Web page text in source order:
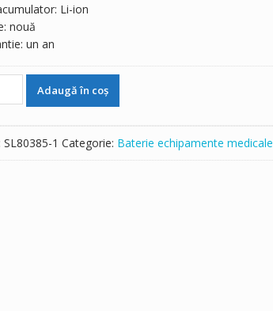
Li-ion
nouă
un an
Adaugă în coș
SL80385-1 Categorie: Baterie echipamente medicale